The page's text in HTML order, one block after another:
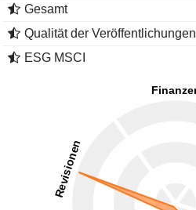
Gesamt
Qualität der Veröffentlichungen
ESG MSCI